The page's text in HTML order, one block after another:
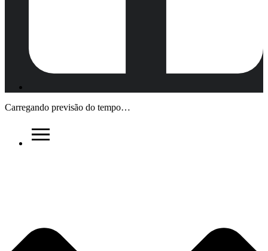
Carregando previsão do tempo…